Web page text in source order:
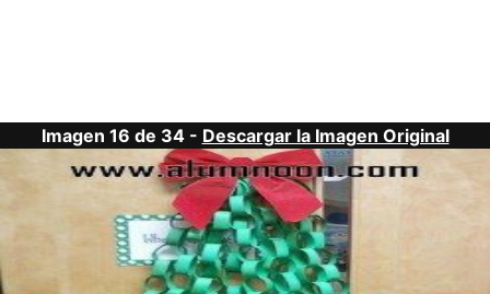
Imagen 16 de 34 - Descargar la Imagen Original